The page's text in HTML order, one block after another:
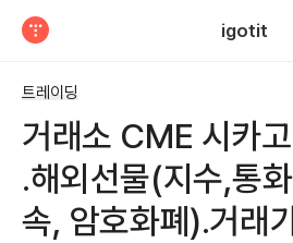
igotit
트레이딩
거래소 CME 시카
.해외선물(지수,통
속, 암호화폐).거래